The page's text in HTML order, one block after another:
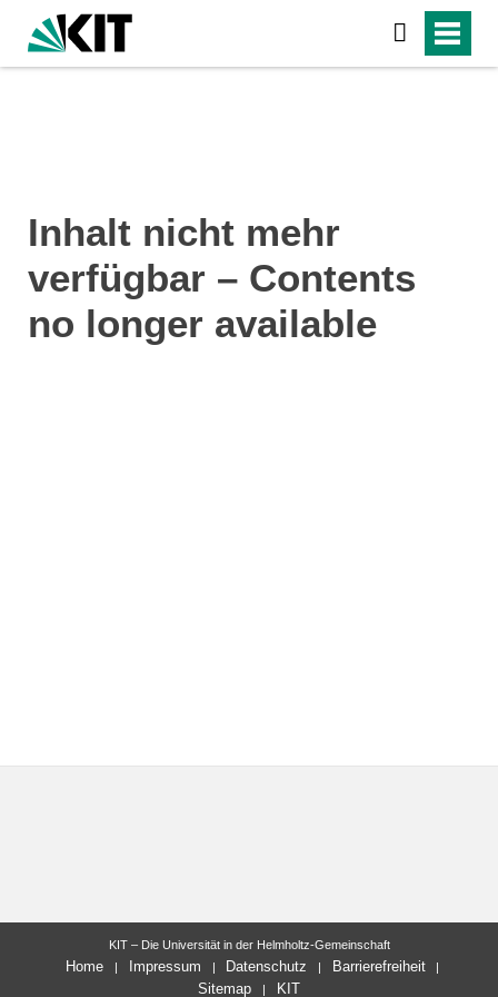
Inhalt nicht mehr
verfügbar – Contents
no longer available
KIT – Die Universität in der Helmholtz-Gemeinschaft
Home Impressum Datenschutz
Barrierefreiheit
Sitemap
KIT